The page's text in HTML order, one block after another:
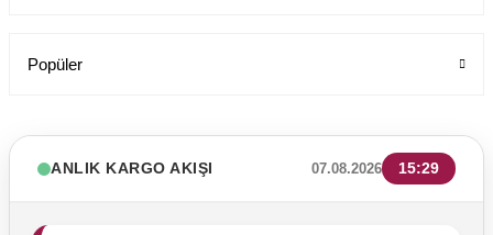
Popüler
ANLIK KARGO AKIŞI 07.08.2026 15:29